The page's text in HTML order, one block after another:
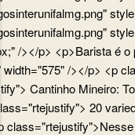
></p>
/></p>
Cantinho
20